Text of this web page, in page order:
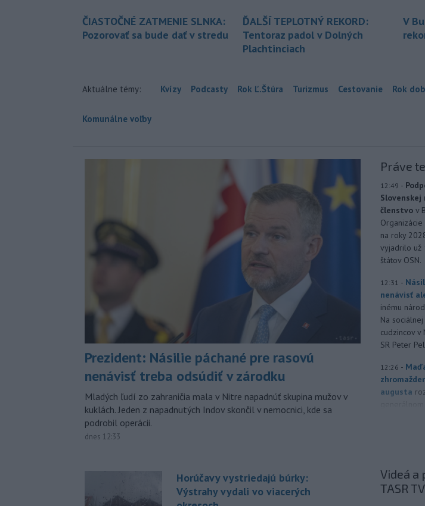
ČIASTOČNÉ ZATMENIE SLNKA:
Pozorovať sa bude dať v stredu
ĎALŠÍ TEPLOTNÝ REKORD:
Tentoraz padol v Dolných
Plachtinciach
V
Aktuálne témy: Kvízy Podcasty Rok Ľ.Štúra Turizmus Cestovanie Rok
Komunálne voľby
Prezident: Násilie páchané pre rasovú
nenávisť treba odsúdiť v zárodku
Mladých ľudí zo zahraničia mala v Nitre napadnúť skupina mužov v
kuklách. Jeden z napadnutých Indov skončil v nemocnici, kde sa
podrobil operácii.
dnes 12:33
Horúčavy vystriedajú búrky:
Výstrahy vydali vo viacerých
Práve
12:49 -
členstvo v
na roky
vyjadrilo už
štátov OSN.
12:31 -
nenávisť
inému
Na
cudzincov
SR Peter
12:26 -
augusta
západného
zosuvy pôdy.
Videá a
TASR TV